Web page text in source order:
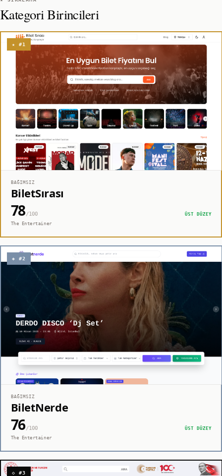
Kategori Birincileri
★ #1
BAĞIMSIZ
BiletSırası
78/100
ÜST DÜZEY
The Entertainer
◈ #2
BAĞIMSIZ
BiletNerde
76/100
ÜST DÜZEY
The Entertainer
◇ #3